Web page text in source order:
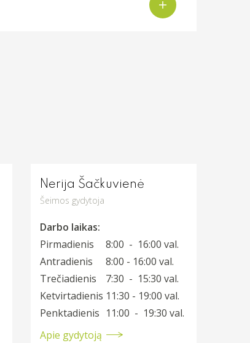
Nerija Šačkuvienė
Šeimos gydytoja
Darbo laikas:
Pirmadienis
8:00 - 16:00 val.
Antradienis
8:00 - 16:00 val.
Trečiadienis
7:30 - 15:30 val.
Ketvirtadienis 11:30 - 19:00 val.
Penktadienis 11:00 - 19:30 val.
Apie gydytoją